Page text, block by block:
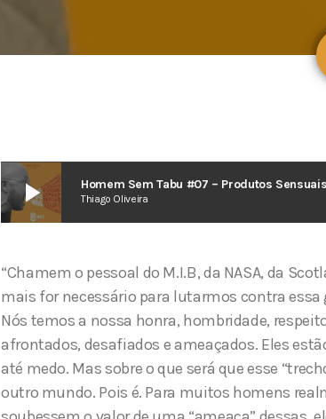
play_arrow Homem Sem Tabu #07 – Produtos
Thiago Oliveira
“Chamem o pessoal do M.I.B, da NASA, da
mais for necessário para lutarmos contra
Nós temos a nossa honra, hombridade,
afrontados, desafiados e ameaçados. Eles
até medo. Mas sobre o que será que esse
outro mundo. Pois é. Para muitos homens